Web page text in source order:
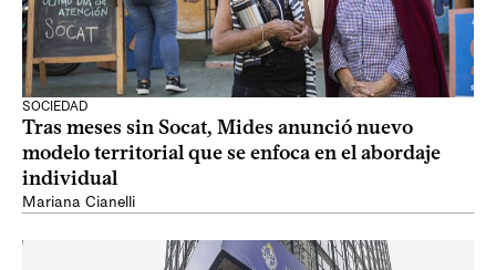
SOCIEDAD
Tras meses sin Socat, Mides anunció nuevo
modelo territorial que se enfoca en el abordaje
individual
Mariana Cianelli